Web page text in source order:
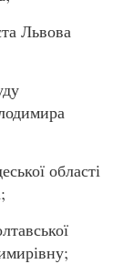
Львова
області